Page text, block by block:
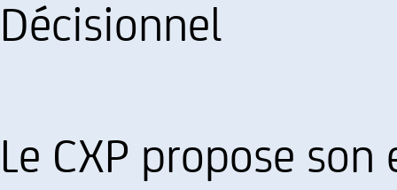
Décisionnel
Le CXP propose